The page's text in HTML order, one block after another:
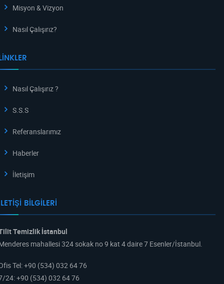
Misyon & Vizyon
Nasıl Çalışırız?
Nasıl Çalışırız ?
S.S.S
Referanslarımız
Haberler
İletişim
BILGILERI
Temizlik İstanbul
mahallesi 324 sokak no 9 kat 4 daire 7 Esenler/İstanbul.
Tel:+90 (534) 032 64 76
24:+90 (534) 032 64 76